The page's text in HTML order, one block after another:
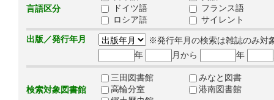
言語区分
ドイツ語
フランス語
ロシア語
サイレント
出版／発行年月
※発行年月の検索は雑誌のみ対
年
月から 年
検索対象図書館
三田図書館
みなと図書
高輪分室
港南図書館